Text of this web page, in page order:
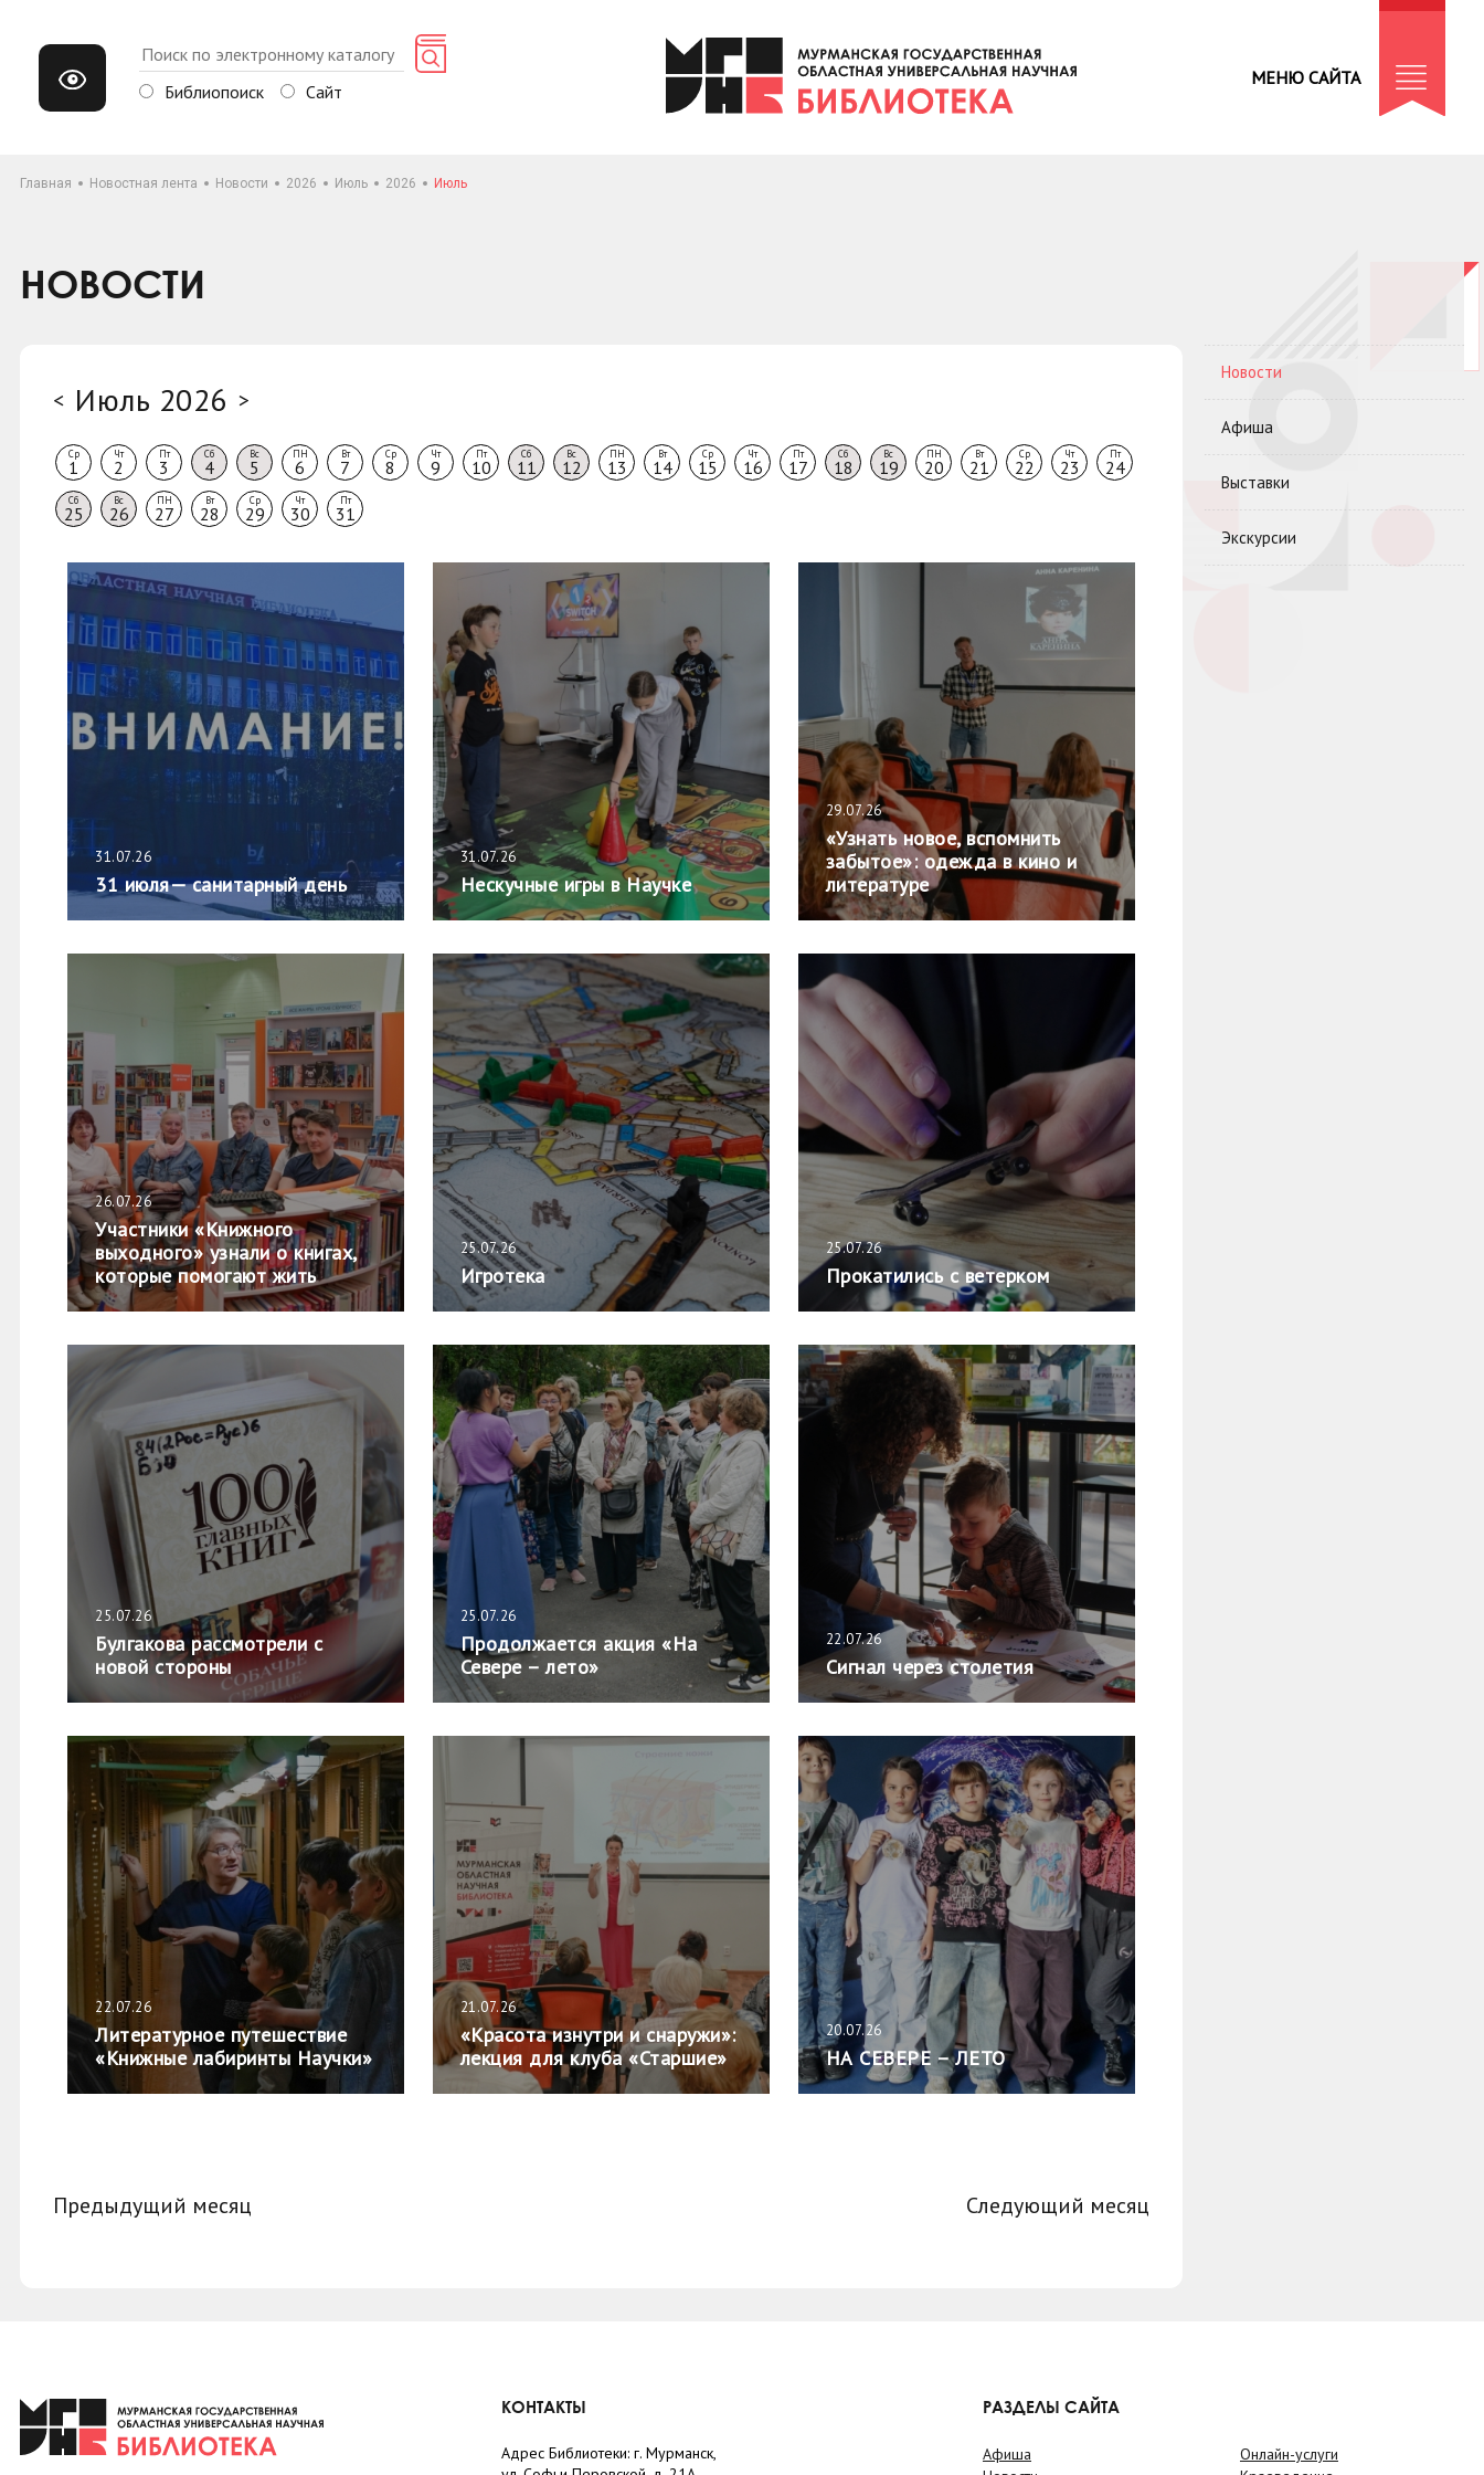
Библиопоиск Сайт
МЕНЮ САЙТА
Главная Новостная лента Новости 2026 Июль 2026 Июль
НОВОСТИ
< Июль 2026 >
Ср
1
Чт
2
Пт
3
Сб
4
Вс
5
ПН
6
Вт
7
Ср
8
Чт
9
Пт
10
Сб
11
Вс
12
ПН
13
Вт
14
Ср
15
Чт
16
Пт
17
Сб
18
Вс
19
ПН
20
Вт
21
Ср
22
Чт
23
Пт
24
Сб
25
Вс
26
ПН
27
Вт
28
Ср
29
Чт
30
Пт
31
31.07.26
31 июля— санитарный день
31.07.26
Нескучные игры в Научке
29.07.26
«Узнать новое, вспомнить
забытое»: одежда в кино и
литературе
26.07.26
Участники «Книжного
выходного» узнали о книгах,
которые помогают жить
25.07.26
Игротека
25.07.26
Прокатились с ветерком
25.07.26
Булгакова рассмотрели с
новой стороны
25.07.26
Продолжается акция «На
Севере – лето»
22.07.26
Сигнал через столетия
22.07.26
Литературное путешествие
«Книжные лабиринты Научки»
21.07.26
«Красота изнутри и снаружи»:
лекция для клуба «Старшие»
20.07.26
НА СЕВЕРЕ – ЛЕТО
Предыдущий месяц Следующий месяц
Новости
Афиша
Выставки
Экскурсии
КОНТАКТЫ
Адрес Библиотеки: г. Мурманск,
РАЗДЕЛЫ САЙТА
Афиша
Онлайн-услуги